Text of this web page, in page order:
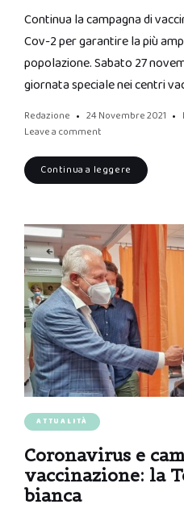
Continua la campagna di
Cov-2 per garantire la più
popolazione. Sabato 27
giornata speciale nei centri
Redazione 24 Novembre 2021
Leave a comment
Continua a leggere
ATTUALITÀ
Coronavirus e
vaccinazione: la
bianca